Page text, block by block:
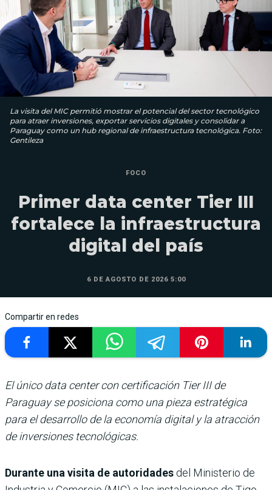
La visita del MIC permitió mostrar el potencial del sector tecnológico
para atraer inversiones, exportar servicios digitales y consolidar a
Paraguay como un hub regional de infraestructura tecnológica. Foto:
Gentileza
FOCO
Primer data center Tier III
fortalece la infraestructura
digital del país
6 DE AGOSTO DE 2026 5:00
Compartir en redes
El único data center con certificación Tier III de
Paraguay se posiciona como una pieza estratégica
para el desarrollo de la economía digital y la atracción
de inversiones tecnológicas.
Durante una visita de autoridades del Ministerio de